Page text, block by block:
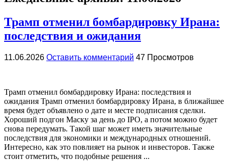
Трамп отменил бомбардировку Ирана:
последствия и ожидания
11.06.2026 Оставить комментарий 47 Просмотров
Трамп отменил бомбардировку Ирана: последствия и
ожидания Трамп отменил бомбардировку Ирана, в ближайшее
время будет объявлено о дате и месте подписания сделки.
Хороший подгон Маску за день до IPO, а потом можно будет
снова передумать. Такой шаг может иметь значительные
последствия для экономики и международных отношений.
Интересно, как это повлияет на рынок и инвесторов. Также
стоит отметить, что подобные решения ...